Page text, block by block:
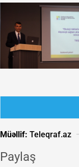
Müəllif: Teleqraf.az
Paylaş